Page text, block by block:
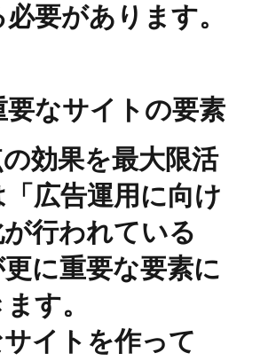
要があります。
要なサイトの要素
効果を最大限活
広告運用に向け
行われている
に重要な要素に
す。
イトを作って